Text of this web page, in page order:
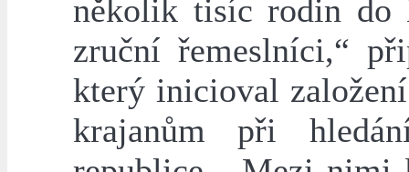
několik tisíc rodin do
zruční řemeslníci,“
který inicioval
krajanům při